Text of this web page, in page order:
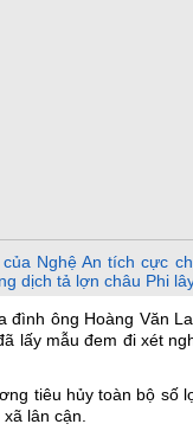
Nghệ An tích cực
dịch tả lợn châu Phi
ông Hoàng Văn
lấy mẫu đem đi xét
tiêu hủy toàn bộ số
lân cận.